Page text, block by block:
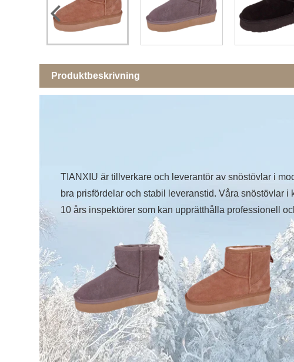
Produktbeskrivning
TIANXIU är tillverkare och leverantör av snöstövlar i
bra prisfördelar och stabil leveranstid. Våra snöstövlar
10 års inspektörer som kan upprätthålla professionell